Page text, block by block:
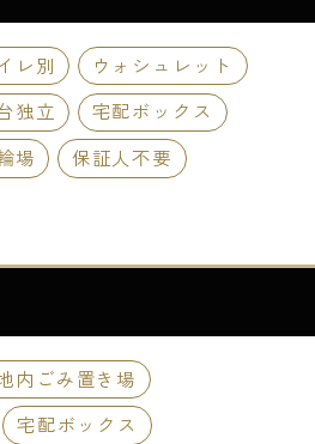
レ別
ウォシュレット
独立
宅配ボックス
場
保証人不要
内ごみ置き場
宅配ボックス